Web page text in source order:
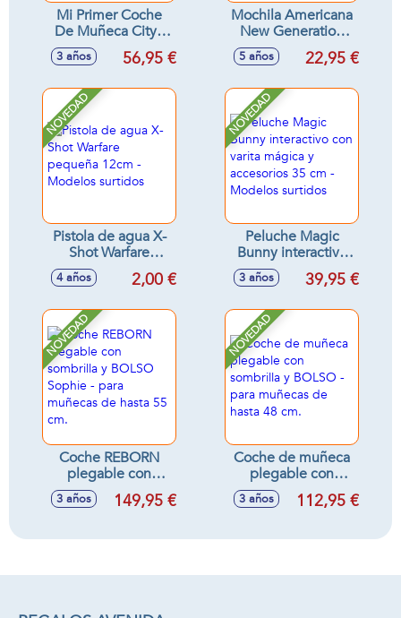
Mi Primer Coche
De Muñeca Cityx
Para Muñecas De
Hasta 42
3 años 56,95 €
Mochila Americana
New Generation
Stitch 40x30x15 cm
5 años 22,95 €
NOVEDAD
Pistola de agua X-
Shot Warfare
pequeña 12cm -
Modelos surtidos
4 años 2,00 €
NOVEDAD
Peluche Magic
Bunny interactivo
con varita mágica y
accesorios 35 cm -
3 años 39,95 €
NOVEDAD
Coche REBORN
plegable con
sombrilla y BOLSO
Sophie - para
55 cm.
3 años 149,95 €
NOVEDAD
Coche de muñeca
plegable con
sombrilla y BOLSO
- para muñecas de
3 años 112,95 €